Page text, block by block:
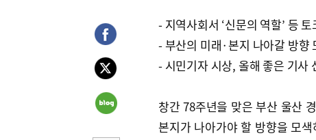
- 지역사회서 ‘신문의 역할’ 등 토
- 부산의 미래·본지 나아갈 방향
- 시민기자 시상, 올해 좋은 기사
창간 78주년을 맞은 부산 울산
본지가 나아가야 할 방향을 모